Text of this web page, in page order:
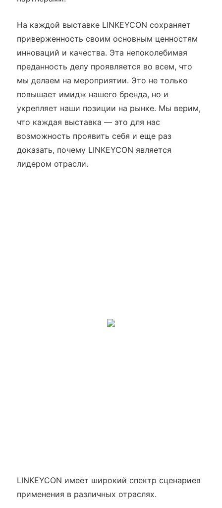
На каждой выставке LINKEYCON сохраняет
приверженность своим основным ценностям
инноваций и качества. Эта непоколебимая
преданность делу проявляется во всем, что
мы делаем на мероприятии. Это не только
повышает имидж нашего бренда, но и
укрепляет наши позиции на рынке. Мы верим,
что каждая выставка — это для нас
возможность проявить себя и еще раз
доказать, почему LINKEYCON является
лидером отрасли.
LINKEYCON имеет широкий спектр сценариев
применения в различных отраслях.